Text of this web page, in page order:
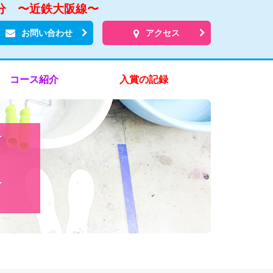
〜近鉄大阪線〜
お問い合わせ アクセス
コース紹介 入賞の記録